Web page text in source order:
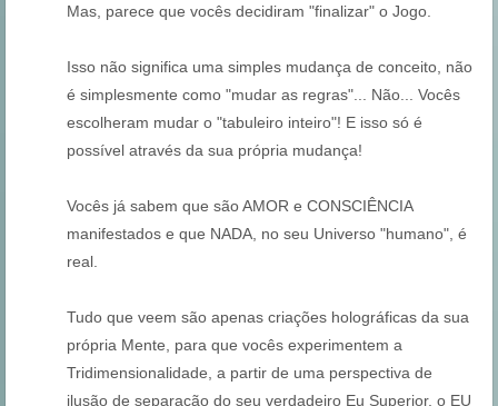
Mas, parece que vocês decidiram "finalizar" o Jogo.
Isso não significa uma simples mudança de conceito, não
é simplesmente como "mudar as regras"... Não... Vocês
escolheram mudar o "tabuleiro inteiro"! E isso só é
possível através da sua própria mudança!
Vocês já sabem que são AMOR e CONSCIÊNCIA
manifestados e que NADA, no seu Universo "humano", é
real.
Tudo que veem são apenas criações holográficas da sua
própria Mente, para que vocês experimentem a
Tridimensionalidade, a partir de uma perspectiva de
ilusão de separação do seu verdadeiro Eu Superior, o EU